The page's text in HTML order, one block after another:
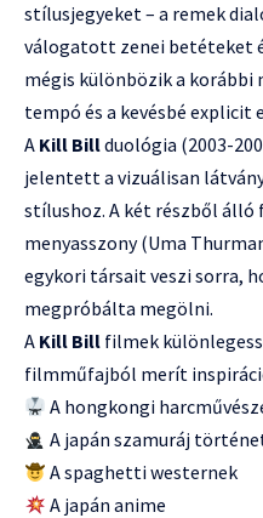
stílusjegyeket – a remek
válogatott zenei betéteket
mégis különbözik a
tempó és a kevésbé explicit
A Kill Billduológia (2003-
jelentett a vizuálisan
stílushoz. A két részből álló
menyasszony (Uma
egykori társait veszi sorra,
megpróbálta megölni.
A Kill Bill filmek
filmműfajból merít
A hongkongi
A japán szamuráj
A spaghetti westernek
A japán anime